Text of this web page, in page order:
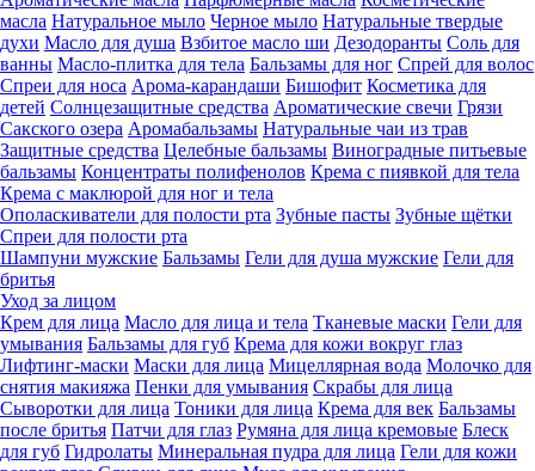
масла Натуральное мыло Черное мыло Натуральные твердые
духи Масло для душа Взбитое масло ши Дезодоранты Соль для
ванны Масло-плитка для тела Бальзамы для ног Спрей для волос
Спреи для носа Арома-карандаши Бишофит Косметика для
детей Солнцезащитные средства Ароматические свечи Грязи
Cакского озера Аромабальзамы Натуральные чаи из трав
Защитные средства Целебные бальзамы Виноградные питьевые
бальзамы Концентраты полифенолов Крема с пиявкой для тела
Крема с маклюрой для ног и тела
Ополаскиватели для полости рта Зубные пасты Зубные щётки
Спреи для полости рта
Шампуни мужские Бальзамы Гели для душа мужские Гели для
бритья
Уход за лицом
Крем для лица Масло для лица и тела Тканевые маски Гели для
умывания Бальзамы для губ Крема для кожи вокруг глаз
Лифтинг-маски Маски для лица Мицеллярная вода Молочко для
снятия макияжа Пенки для умывания Скрабы для лица
Сыворотки для лица Тоники для лица Крема для век Бальзамы
после бритья Патчи для глаз Румяна для лица кремовые Блеск
для губ Гидролаты Минеральная пудра для лица Гели для кожи